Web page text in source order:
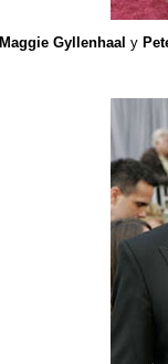
Maggie Gyllenhaal y